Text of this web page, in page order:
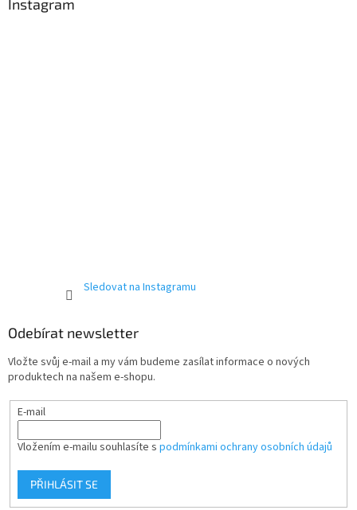
Instagram
Sledovat na Instagramu
Odebírat newsletter
Vložte svůj e-mail a my vám budeme zasílat informace o nových
produktech na našem e-shopu.
E-mail
Vložením e-mailu souhlasíte s podmínkami ochrany osobních údajů
PŘIHLÁSIT SE